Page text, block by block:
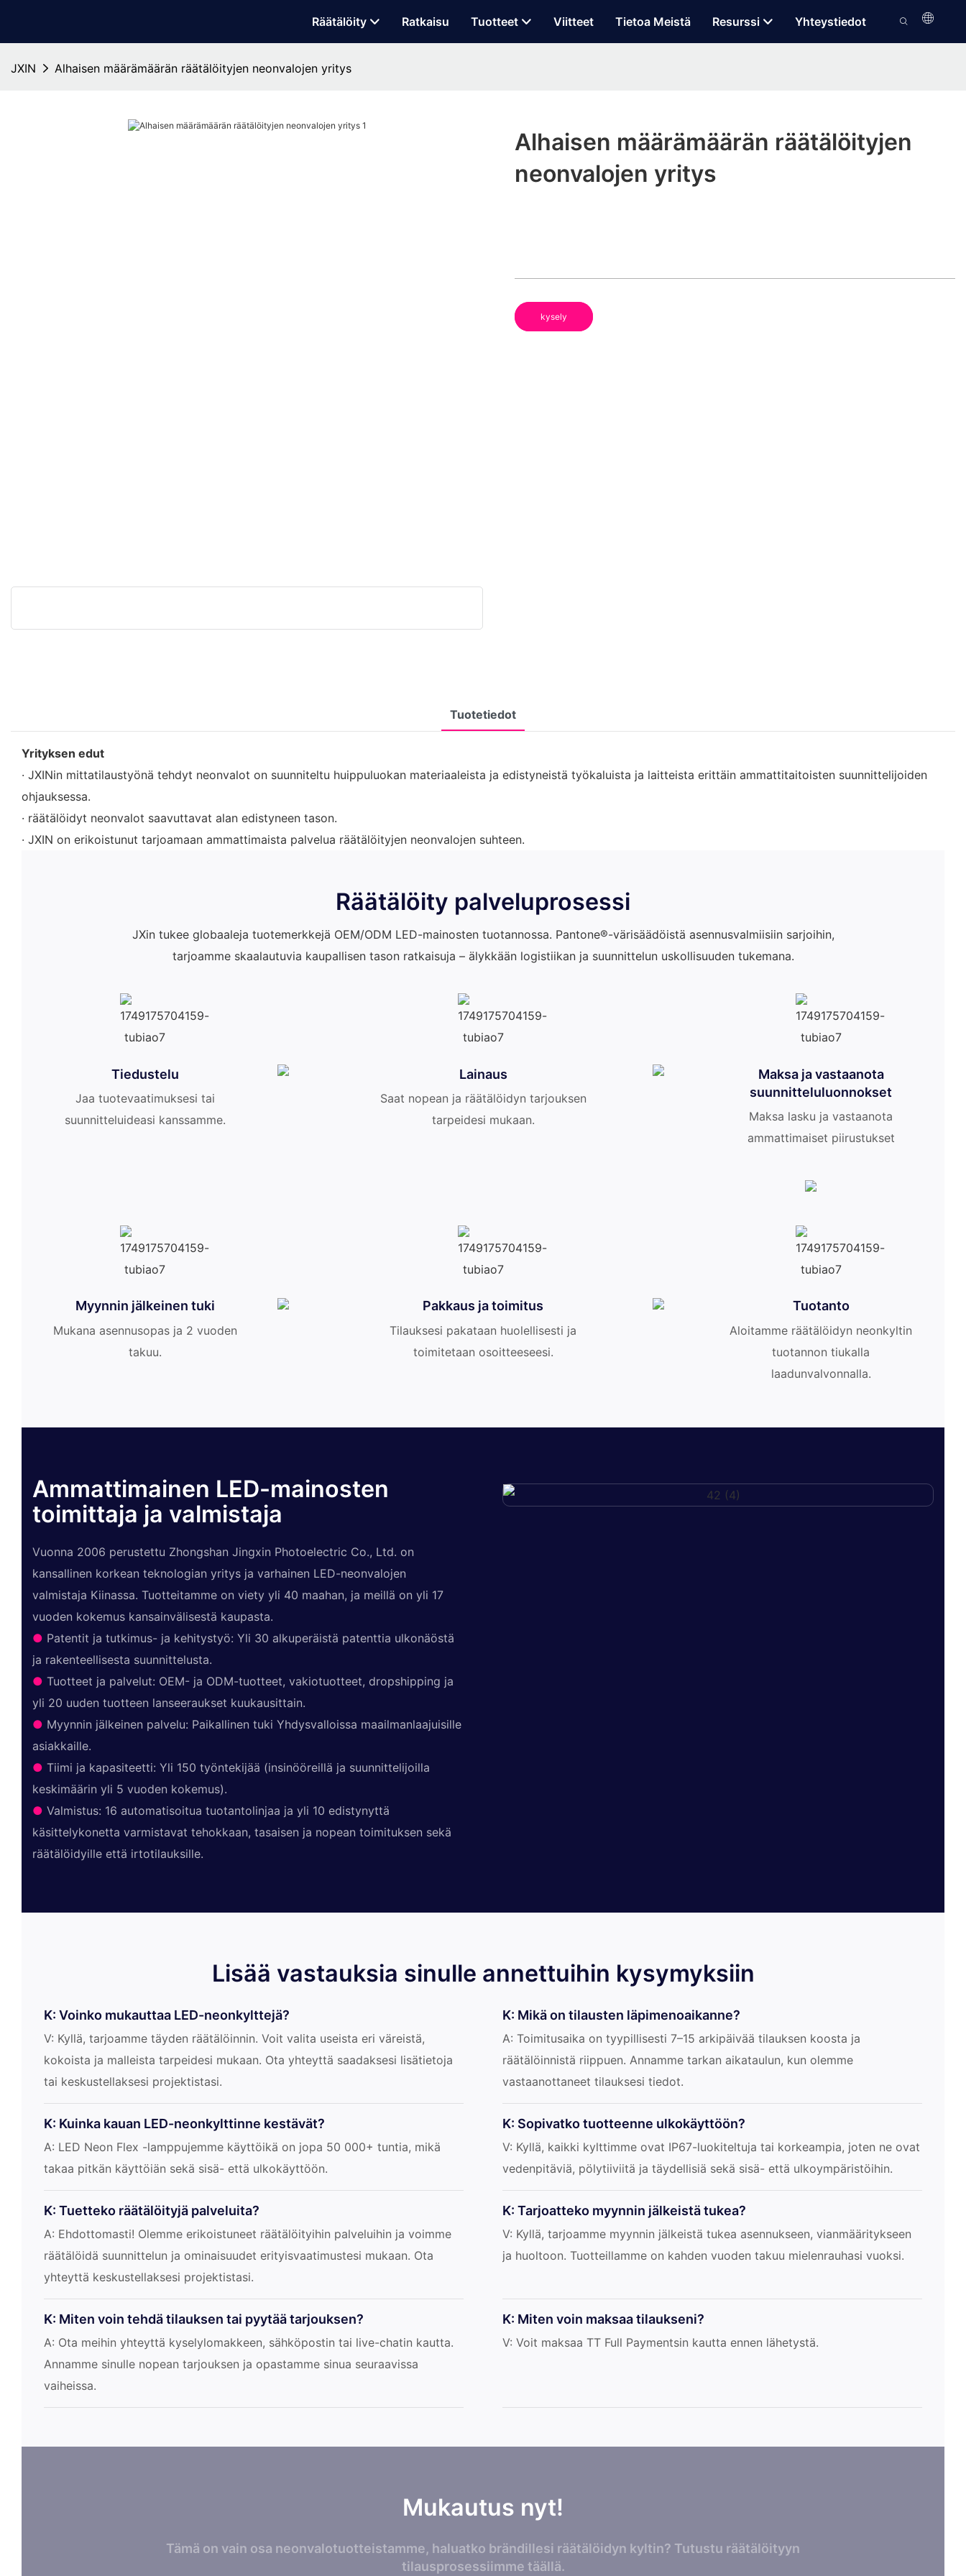
Räätälöity Ratkaisu Tuotteet Viitteet Tietoa Meistä Resurssi Yhteystiedot
JXIN Alhaisen määrämäärän räätälöityjen neonvalojen yritys
Alhaisen määrämäärän räätälöityjen
neonvalojen yritys
kysely
Tuotetiedot
Yrityksen edut
· JXINin mittatilaustyönä tehdyt neonvalot on suunniteltu huippuluokan materiaaleista ja edistyneistä työkaluista ja laitteista erittäin ammattitaitoisten suunnittelijoiden
ohjauksessa.
· räätälöidyt neonvalot saavuttavat alan edistyneen tason.
· JXIN on erikoistunut tarjoamaan ammattimaista palvelua räätälöityjen neonvalojen suhteen.
Räätälöity palveluprosessi
JXin tukee globaaleja tuotemerkkejä OEM/ODM LED-mainosten tuotannossa. Pantone®-värisäädöistä asennusvalmiisiin sarjoihin,
tarjoamme skaalautuvia kaupallisen tason ratkaisuja – älykkään logistiikan ja suunnittelun uskollisuuden tukemana.
Tiedustelu
Jaa tuotevaatimuksesi tai
suunnitteluideasi kanssamme.
Lainaus
Saat nopean ja räätälöidyn tarjouksen
tarpeidesi mukaan.
Maksa ja vastaanota
suunnitteluluonnokset
Maksa lasku ja vastaanota
ammattimaiset piirustukset
Myynnin jälkeinen tuki
Mukana asennusopas ja 2 vuoden
takuu.
Pakkaus ja toimitus
Tilauksesi pakataan huolellisesti ja
toimitetaan osoitteeseesi.
Tuotanto
Aloitamme räätälöidyn neonkyltin
tuotannon tiukalla
laadunvalvonnalla.
Ammattimainen LED-mainosten
toimittaja ja valmistaja
Vuonna 2006 perustettu Zhongshan Jingxin Photoelectric Co., Ltd. on
kansallinen korkean teknologian yritys ja varhainen LED-neonvalojen
valmistaja Kiinassa. Tuotteitamme on viety yli 40 maahan, ja meillä on yli 17
vuoden kokemus kansainvälisestä kaupasta.
● Patentit ja tutkimus- ja kehitystyö: Yli 30 alkuperäistä patenttia ulkonäöstä
ja rakenteellisesta suunnittelusta.
● Tuotteet ja palvelut: OEM- ja ODM-tuotteet, vakiotuotteet, dropshipping ja
yli 20 uuden tuotteen lanseeraukset kuukausittain.
● Myynnin jälkeinen palvelu: Paikallinen tuki Yhdysvalloissa maailmanlaajuisille
asiakkaille.
● Tiimi ja kapasiteetti: Yli 150 työntekijää (insinööreillä ja suunnittelijoilla
keskimäärin yli 5 vuoden kokemus).
● Valmistus: 16 automatisoitua tuotantolinjaa ja yli 10 edistynyttä
käsittelykonetta varmistavat tehokkaan, tasaisen ja nopean toimituksen sekä
räätälöidyille että irtotilauksille.
Lisää vastauksia sinulle annettuihin kysymyksiin
K: Voinko mukauttaa LED-neonkylttejä?
V: Kyllä, tarjoamme täyden räätälöinnin. Voit valita useista eri väreistä,
kokoista ja malleista tarpeidesi mukaan. Ota yhteyttä saadaksesi lisätietoja
tai keskustellaksesi projektistasi.
K: Mikä on tilausten läpimenoaikanne?
A: Toimitusaika on tyypillisesti 7–15 arkipäivää tilauksen koosta ja
räätälöinnistä riippuen. Annamme tarkan aikataulun, kun olemme
vastaanottaneet tilauksesi tiedot.
K: Kuinka kauan LED-neonkylttinne kestävät?
A: LED Neon Flex -lamppujemme käyttöikä on jopa 50 000+ tuntia, mikä
takaa pitkän käyttöiän sekä sisä- että ulkokäyttöön.
K: Sopivatko tuotteenne ulkokäyttöön?
V: Kyllä, kaikki kylttimme ovat IP67-luokiteltuja tai korkeampia, joten ne ovat
vedenpitäviä, pölytiiviitä ja täydellisiä sekä sisä- että ulkoympäristöihin.
K: Tuetteko räätälöityjä palveluita?
A: Ehdottomasti! Olemme erikoistuneet räätälöityihin palveluihin ja voimme
räätälöidä suunnittelun ja ominaisuudet erityisvaatimustesi mukaan. Ota
yhteyttä keskustellaksesi projektistasi.
K: Tarjoatteko myynnin jälkeistä tukea?
V: Kyllä, tarjoamme myynnin jälkeistä tukea asennukseen, vianmääritykseen
ja huoltoon. Tuotteillamme on kahden vuoden takuu mielenrauhasi vuoksi.
K: Miten voin tehdä tilauksen tai pyytää tarjouksen?
A: Ota meihin yhteyttä kyselylomakkeen, sähköpostin tai live-chatin kautta.
Annamme sinulle nopean tarjouksen ja opastamme sinua seuraavissa
vaiheissa.
K: Miten voin maksaa tilaukseni?
V: Voit maksaa TT Full Paymentsin kautta ennen lähetystä.
Mukautus nyt!
Tämä on vain osa neonvalotuotteistamme, haluatko brändillesi räätälöidyn kyltin? Tutustu räätälöityyn
tilausprosessiimme täällä.